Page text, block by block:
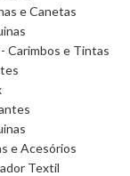
e Canetas
Carimbos e Tintas
e Acesórios
Textil